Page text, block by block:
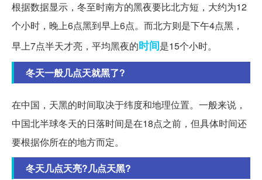
根据数据显示，冬至时南方的黑夜要比北方短，大约为12
个小时，晚上6点黑到早上6点。而北方则是下午4点黑，
早上7点半天才亮，平均黑夜的时间是15个小时。
冬天一般几点天就黑了?
在中国，天黑的时间取决于纬度和地理位置。一般来说，
中国北半球冬天的日落时间是在18点之前，但具体时间还
要根据你所在的地方而定。
冬天几点天亮?几点天黑?